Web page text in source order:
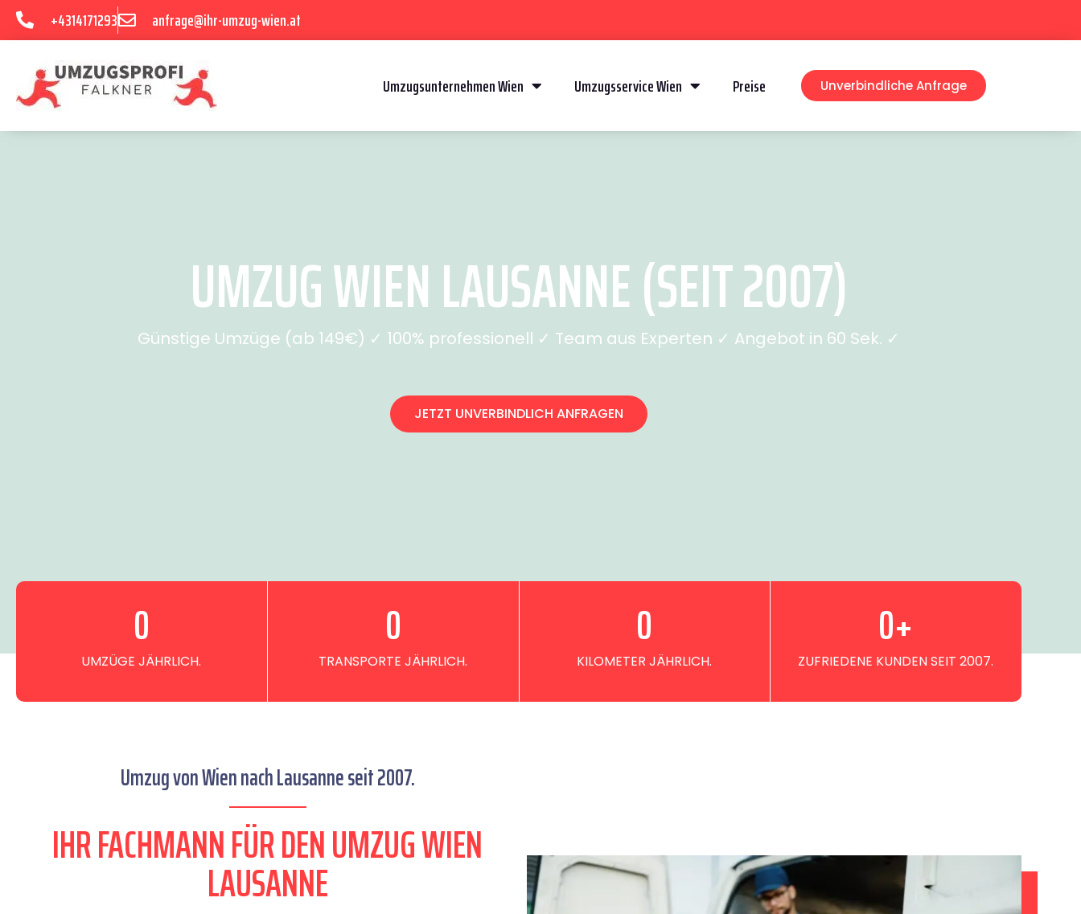
+4314171293 anfrage@ihr-umzug-wien.at
Umzugsunternehmen Wien Umzugsservice Wien Preise Unverbindliche Anfrage
UMZUG WIEN LAUSANNE (SEIT 2007)
Günstige Umzüge (ab 149€) ✓ 100% professionell ✓ Team aus Experten ✓ Angebot in 60 Sek. ✓
JETZT UNVERBINDLICH ANFRAGEN
UMZÜGE JÄHRLICH.
0
TRANSPORTE JÄHRLICH.
0
KILOMETER JÄHRLICH.
0
ZUFRIEDENE KUNDEN SEIT 2007.
0+
Umzug von Wien nach Lausanne seit 2007.
IHR FACHMANN FÜR DEN UMZUG WIEN
LAUSANNE